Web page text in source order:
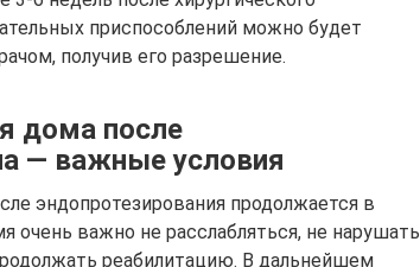
приспособлений можно будет
получив его разрешение.
дома после
— важные условия
эндопротезирования продолжается в
очень важно не расслабляться, не нарушать
реабилитацию. В дальнейшем